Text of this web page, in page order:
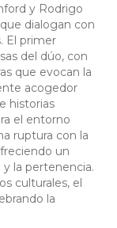
y Rodrigo
dialogan con
El primer
del dúo, con
que evocan la
acogedor
historias
el entorno
ruptura con la
un
la pertenencia.
culturales, el
la